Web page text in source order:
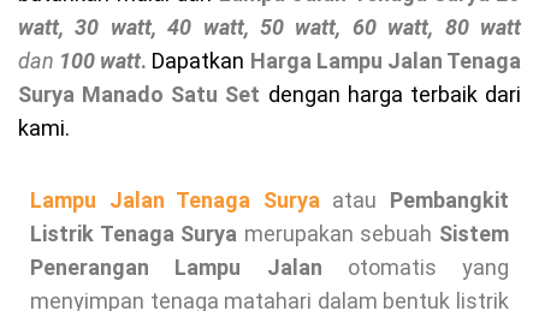
watt, 30 watt, 40 watt, 50 watt, 60 watt, 80 watt
dan 100 watt. Dapatkan Harga Lampu Jalan Tenaga
Surya Manado Satu Set dengan harga terbaik dari
kami.
Lampu Jalan Tenaga Surya atau Pembangkit
Listrik Tenaga Surya merupakan sebuah Sistem
Penerangan Lampu Jalan otomatis yang
menyimpan tenaga matahari dalam bentuk listrik